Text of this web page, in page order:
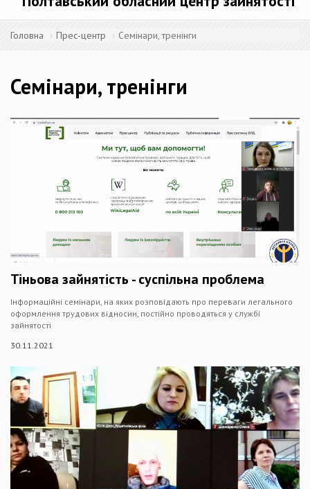
Головна Прес-центр Семінари, тренінги
Семінари, тренінги
Тіньова зайнятість - суспільна проблема
Інформаційні семінари, на яких розповідають про переваги легального
оформлення трудових відносин, постійно проводяться у службі
зайнятості
30.11.2021